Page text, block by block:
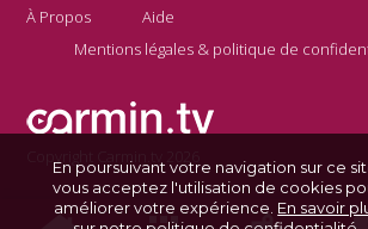
À Propos
Aide
Mentions légales & politique de
Copyright Carmin.tv 2026
En poursuivant votre navigation sur ce
vous acceptez l'utilisation de cookies
améliorer votre expérience. En savoir